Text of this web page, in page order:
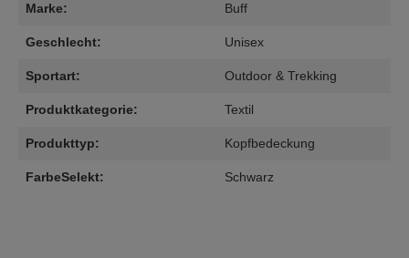
Marke: Buff
Geschlecht: Unisex
Sportart: Outdoor & Trekking
Produktkategorie: Textil
Produkttyp: Kopfbedeckung
FarbeSelekt: Schwarz